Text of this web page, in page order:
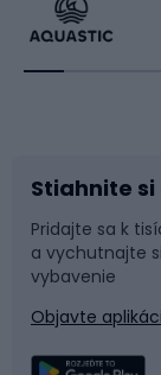
Beh
Časti
Raketové
Sane a
Snowboard
Stiahnite
Pridajte sa k
a vychutnajte
vybavenie
Objavte